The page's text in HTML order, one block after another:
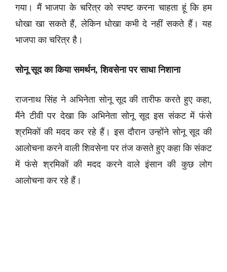
गया। मैं भाजपा के चरित्र को स्पष्ट करना चाहता हूं कि हम
धोखा खा सकते हैं, लेकिन धोखा कभी दे नहीं सकते हैं। यह
भाजपा का चरित्र है।
सोनू सूद का किया समर्थन, शिवसेना पर साधा निशाना
राजनाथ सिंह ने अभिनेता सोनू सूद की तारीफ करते हुए कहा,
मैंने टीवी पर देखा कि अभिनेता सोनू सूद इस संकट में फंसे
श्रमिकों की मदद कर रहे हैं। इस दौरान उन्होंने सोनू सूद की
आलोचना करने वाली शिवसेना पर तंज कसते हुए कहा कि संकट
में फंसे श्रमिकों की मदद करने वाले इंसान की कुछ लोग
आलोचना कर रहे हैं।